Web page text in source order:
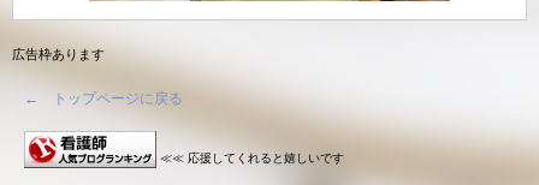
広告枠あります
← トップページに戻る
≪≪ 応援してくれると嬉しいです